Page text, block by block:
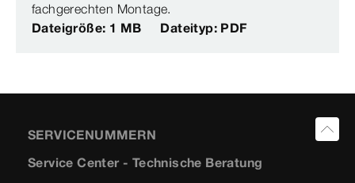
fachgerechten Montage.
Dateigröße: 1 MB
Dateityp: PDF
SERVICENUMMERN
Service Center - Technische Beratung